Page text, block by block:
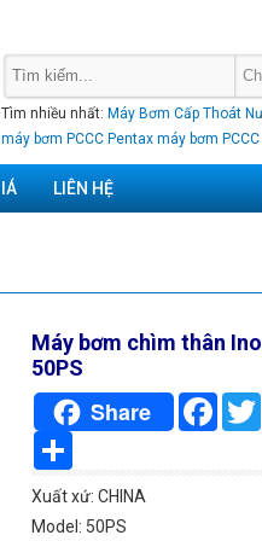
Tìm nhiều nhất: Máy Bơm Cấp Thoát
máy bơm PCCC Pentax máy bơm
LIÊN HỆ
Máy bơm chìm thân
50PS
Share
Xuất xứ: CHINA
Model: 50PS